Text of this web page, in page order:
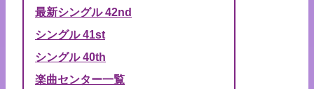
最新シングル 42nd
シングル 41st
シングル 40th
楽曲センター一覧